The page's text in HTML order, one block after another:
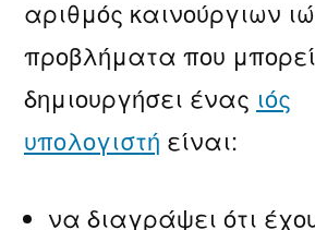
αριθμός καινούργιων
προβλήματα που
δημιουργήσει ένας ιός
υπολογιστή είναι:
να διαγράψει ότι